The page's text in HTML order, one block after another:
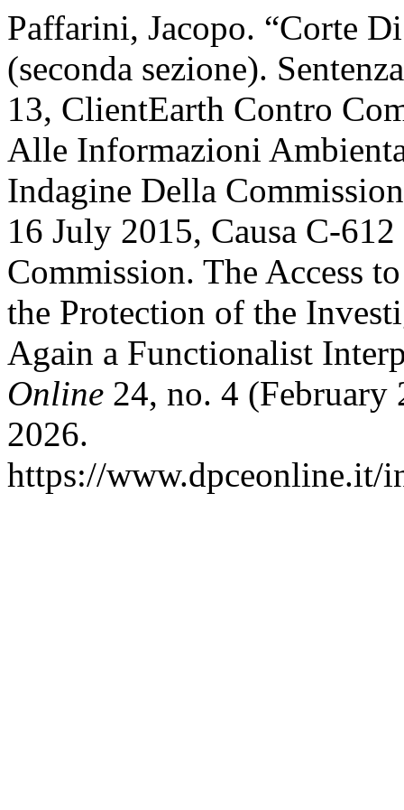
Paffarini, Jacopo. “Corte
(seconda sezione).
13, ClientEarth Contro
Alle Informazioni
Indagine Della
16 July 2015, Causa C-
Commission. The Access
the Protection of the
Again a Functionalist
Online 24, no. 4 (February
2026.
https://www.dpceonline.it/